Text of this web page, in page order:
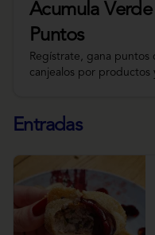
Acumula Verde
Puntos
Regístrate, gana puntos
canjealos por productos
Entradas